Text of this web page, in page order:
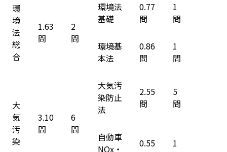
環
境
法
総
合
1.63
問
2
問
環境法
基礎
0.77
問
1
問
環境基
本法
0.86
問
1
問
大
気
汚
染
3.10
問
6
問
大気汚
染防止
法
2.55
問
5
問
自動車
NOx・
0.55
1